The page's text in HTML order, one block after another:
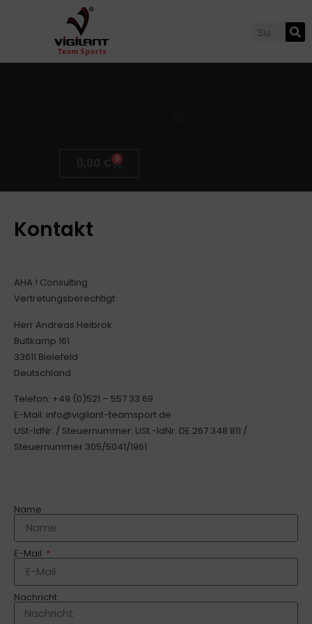
0,00 € 0
Kontakt
AHA ! Consulting
Vertretungsberechtigt:
Herr Andreas Heibrok
Bultkamp 161
33611 Bielefeld
Deutschland
Telefon: +49 (0)521 – 557 33 69
E-Mail: info@vigilant-teamsport.de
USt-IdNr. / Steuernummer: USt.-IdNr. DE 267 348 811 /
Steuernummer 305/5041/1961
Name
E-Mail
Nachricht